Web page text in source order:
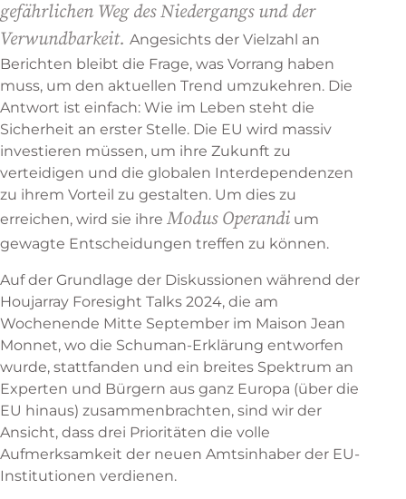
gefährlichen Weg des Niedergangs und der
Verwundbarkeit. Angesichts der Vielzahl an
Berichten bleibt die Frage, was Vorrang haben
muss, um den aktuellen Trend umzukehren. Die
Antwort ist einfach: Wie im Leben steht die
Sicherheit an erster Stelle. Die EU wird massiv
investieren müssen, um ihre Zukunft zu
verteidigen und die globalen Interdependenzen
zu ihrem Vorteil zu gestalten. Um dies zu
erreichen, wird sie ihre Modus Operandi um
gewagte Entscheidungen treffen zu können.
Auf der Grundlage der Diskussionen während der
Houjarray Foresight Talks 2024, die am
Wochenende Mitte September im Maison Jean
Monnet, wo die Schuman-Erklärung entworfen
wurde, stattfanden und ein breites Spektrum an
Experten und Bürgern aus ganz Europa (über die
EU hinaus) zusammenbrachten, sind wir der
Ansicht, dass drei Prioritäten die volle
Aufmerksamkeit der neuen Amtsinhaber der EU-
Institutionen verdienen.